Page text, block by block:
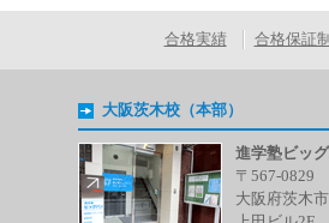
合格実績 合格保証
大阪茨木校（本部）
進学塾ビッ
〒567-0829
大阪府茨木